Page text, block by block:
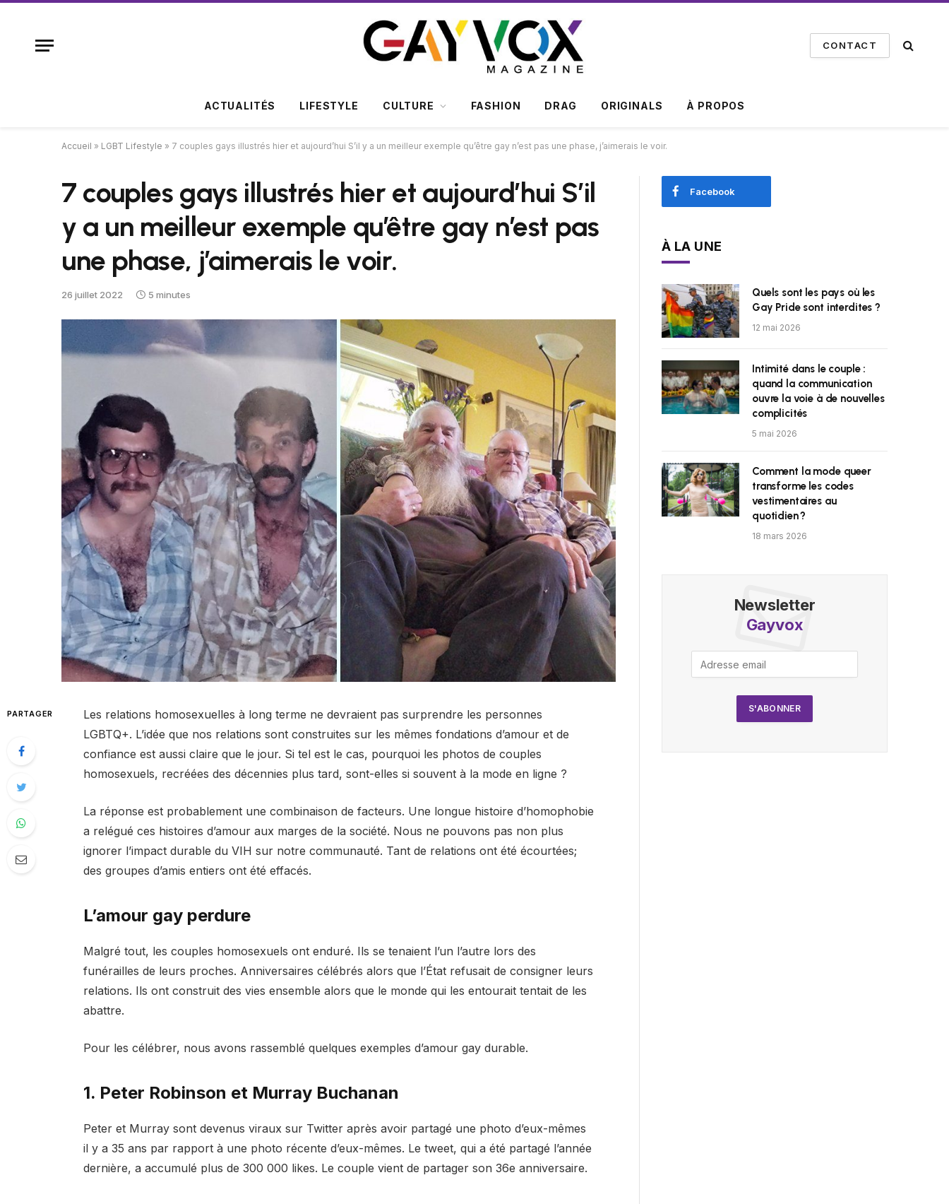
CONTACT
ACTUALITÉS LIFESTYLE CULTURE FASHION DRAG ORIGINALS À PROPOS
Accueil » LGBT Lifestyle » 7 couples gays illustrés hier et aujourd’hui S’il y a un meilleur exemple qu’être gay n’est pas une phase, j’aimerais le voir.
7 couples gays illustrés hier et aujourd’hui S’il
y a un meilleur exemple qu’être gay n’est pas
une phase, j’aimerais le voir.
26 juillet 2022 5 minutes
PARTAGER
Les relations homosexuelles à long terme ne devraient pas surprendre les personnes
LGBTQ+. L’idée que nos relations sont construites sur les mêmes fondations d’amour et de
confiance est aussi claire que le jour. Si tel est le cas, pourquoi les photos de couples
homosexuels, recréées des décennies plus tard, sont-elles si souvent à la mode en ligne ?
La réponse est probablement une combinaison de facteurs. Une longue histoire d’homophobie
a relégué ces histoires d’amour aux marges de la société. Nous ne pouvons pas non plus
ignorer l’impact durable du VIH sur notre communauté. Tant de relations ont été écourtées;
des groupes d’amis entiers ont été effacés.
L’amour gay perdure
Malgré tout, les couples homosexuels ont enduré. Ils se tenaient l’un l’autre lors des
funérailles de leurs proches. Anniversaires célébrés alors que l’État refusait de consigner leurs
relations. Ils ont construit des vies ensemble alors que le monde qui les entourait tentait de les
abattre.
Pour les célébrer, nous avons rassemblé quelques exemples d’amour gay durable.
1. Peter Robinson et Murray Buchanan
Peter et Murray sont devenus viraux sur Twitter après avoir partagé une photo d’eux-mêmes
il y a 35 ans par rapport à une photo récente d’eux-mêmes. Le tweet, qui a été partagé l’année
dernière, a accumulé plus de 300 000 likes. Le couple vient de partager son 36e anniversaire.
Facebook
À LA UNE
Quels sont les pays où les
Gay Pride sont interdites ?
12 mai 2026
Intimité dans le couple :
quand la communication
ouvre la voie à de nouvelles
complicités
5 mai 2026
Comment la mode queer
transforme les codes
vestimentaires au
quotidien ?
18 mars 2026
Newsletter
Gayvox